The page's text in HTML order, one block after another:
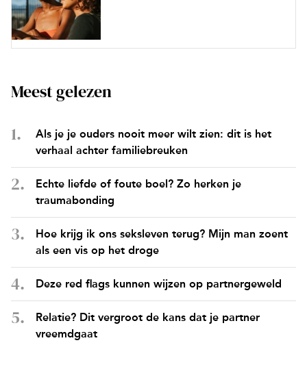
Meest gelezen
Als je je ouders nooit meer wilt zien: dit is het
verhaal achter familiebreuken
Echte liefde of foute boel? Zo herken je
traumabonding
Hoe krijg ik ons seksleven terug? Mijn man zoent
als een vis op het droge
Deze red flags kunnen wijzen op partnergeweld
Relatie? Dit vergroot de kans dat je partner
vreemdgaat